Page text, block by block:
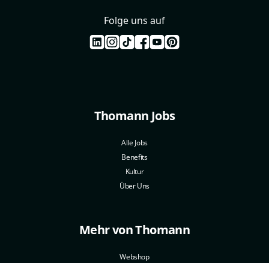
Folge uns auf
Thomann Jobs
Alle Jobs
Benefits
Kultur
Über Uns
Mehr von Thomann
Webshop